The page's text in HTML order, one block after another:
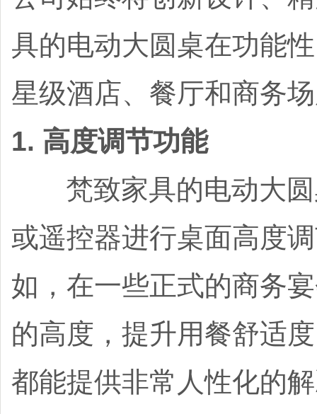
具的电动大圆桌在功能
星级酒店、餐厅和商务
1. 高度调节功能
梵致家具的电动大圆
或遥控器进行桌面高度
如，在一些正式的商务
的高度，提升用餐舒适
都能提供非常人性化的